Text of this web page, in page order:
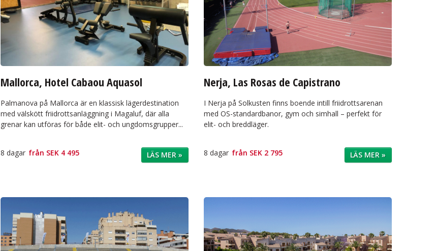
Mallorca, Hotel Cabaou Aquasol
Palmanova på Mallorca är en klassisk lägerdestination
med välskött friidrottsanläggning i Magaluf, där alla
grenar kan utföras för både elit- och ungdomsgrupper...
8 dagar från SEK 4 495 LÄS MER »
Nerja, Las Rosas de Capistrano
I Nerja på Solkusten finns boende intill friidrottsarenan
med OS-standardbanor, gym och simhall – perfekt för
elit- och breddläger.
8 dagar från SEK 2 795 LÄS MER »